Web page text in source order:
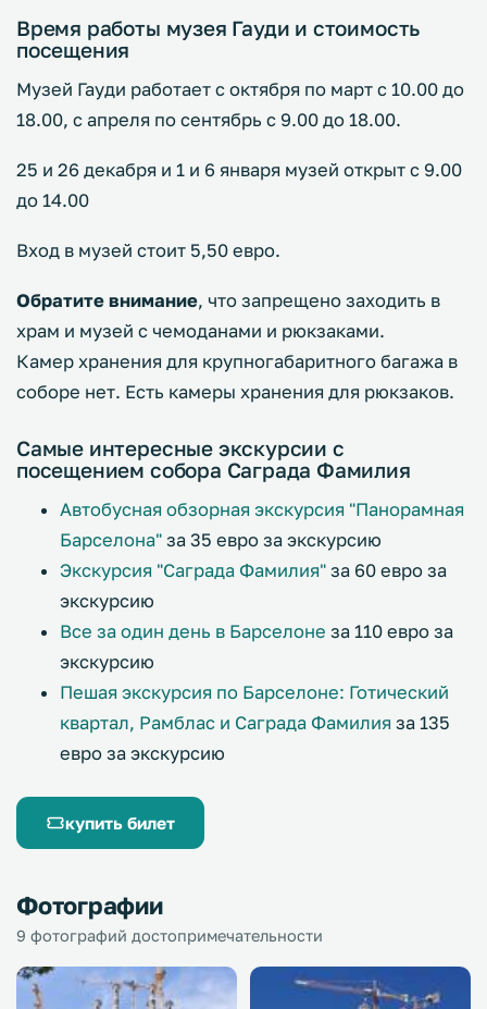
Время работы музея Гауди и стоимость
посещения
Музей Гауди работает с октября по март с 10.00 до
18.00, с апреля по сентябрь с 9.00 до 18.00.
25 и 26 декабря и 1 и 6 января музей открыт с 9.00
до 14.00
Вход в музей стоит 5,50 евро.
Обратите внимание, что запрещено заходить в
храм и музей с чемоданами и рюкзаками.
Камер хранения для крупногабаритного багажа в
соборе нет. Есть камеры хранения для рюкзаков.
Самые интересные экскурсии с
посещением собора Саграда Фамилия
Автобусная обзорная экскурсия "Панорамная
Барселона" за 35 евро за экскурсию
Экскурсия "Саграда Фамилия" за 60 евро за
экскурсию
Все за один день в Барселоне за 110 евро за
экскурсию
Пешая экскурсия по Барселоне: Готический
квартал, Рамблас и Саграда Фамилия за 135
евро за экскурсию
купить билет
Фотографии
9 фотографий достопримечательности